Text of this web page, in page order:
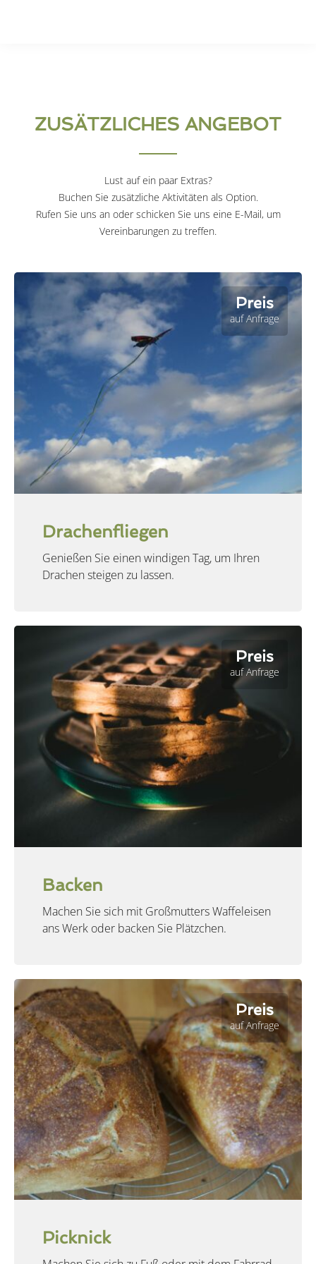
ZUSÄTZLICHES ANGEBOT
Lust auf ein paar Extras?
Buchen Sie zusätzliche Aktivitäten als Option.
Rufen Sie uns an oder schicken Sie uns eine E-Mail, um
Vereinbarungen zu treffen.
Preis
auf Anfrage
Drachenfliegen
Genießen Sie einen windigen Tag, um Ihren
Drachen steigen zu lassen.
Preis
auf Anfrage
Backen
Machen Sie sich mit Großmutters Waffeleisen
ans Werk oder backen Sie Plätzchen.
Preis
auf Anfrage
Picknick